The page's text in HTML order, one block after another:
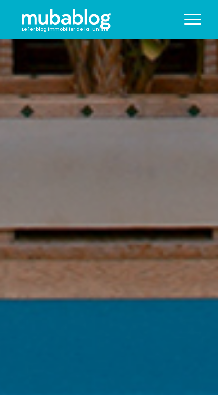
Le 1er blog immobilier de la Tunisie